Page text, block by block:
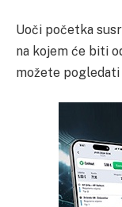
Uoči početka
na kojem će biti
možete pogledati